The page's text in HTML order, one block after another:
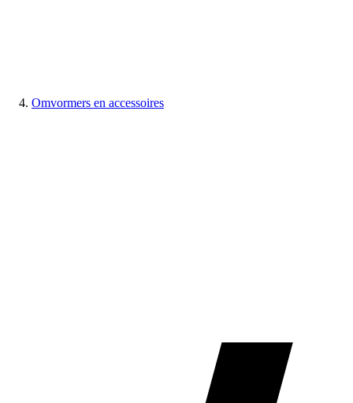
Omvormers en accessoires